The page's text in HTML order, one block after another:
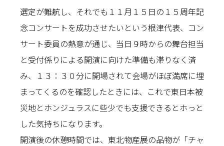
選定が難航し、それでも１１月１５日の１５周年記
念コンサートを成功させたいという根津代表、コン
サート委員の熱意が通じ、当日９時からの舞台担当
と受付係りによる開演に向けた準備も滞りなく済
み、１３：３０分に開場されて会場がほぼ満席に埋
まってくるのを確認したときには、これで東日本被
災地とホンジュラスに些少でも支援できるとホっと
した気持ちになります。
開演後の休憩時間では、東北物産展の品物が「チャ